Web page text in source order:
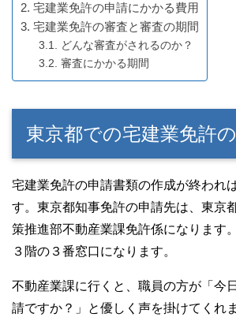
宅建業免許の申請にかかる費用
宅建業免許の審査と審査の期間
どんな審査がされるのか？
審査にかかる期間
東京都での宅建業免許
宅建業免許の申請書類の作成が終われ
す。東京都知事免許の申請先は、東京
策推進部不動産業課免許係になります
３階の３番窓口になります。
不動産業課に行くと、職員の方が「今
請ですか？」と優しく声を掛けてくれ